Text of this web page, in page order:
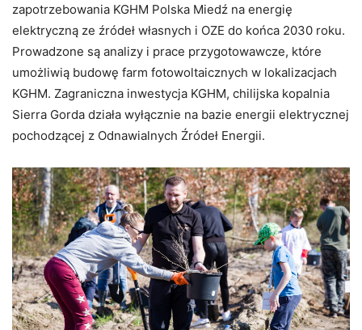
zapotrzebowania KGHM Polska Miedź na energię
elektryczną ze źródeł własnych i OZE do końca 2030 roku.
Prowadzone są analizy i prace przygotowawcze, które
umożliwią budowę farm fotowoltaicznych w lokalizacjach
KGHM. Zagraniczna inwestycja KGHM, chilijska kopalnia
Sierra Gorda działa wyłącznie na bazie energii elektrycznej
pochodzącej z Odnawialnych Źródeł Energii.